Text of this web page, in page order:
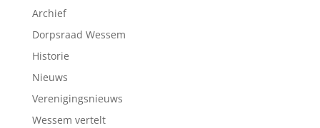
Archief
Dorpsraad Wessem
Historie
Nieuws
Verenigingsnieuws
Wessem vertelt